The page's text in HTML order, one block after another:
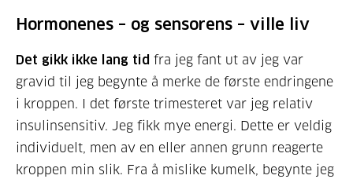
Hormonenes – og sensorens – ville liv
Det gikk ikke lang tid fra jeg fant ut av jeg var
gravid til jeg begynte å merke de første endringene
i kroppen. I det første trimesteret var jeg relativ
insulinsensitiv. Jeg fikk mye energi. Dette er veldig
individuelt, men av en eller annen grunn reagerte
kroppen min slik. Fra å mislike kumelk, begynte jeg